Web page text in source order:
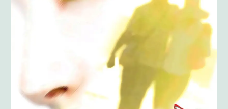
Anglisht
Ditarë
Evente